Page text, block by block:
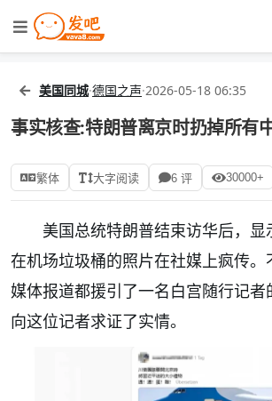
美国同城·德国之声·2026-05-18 06:35
事实核查:特朗普离京时扔掉所有
繁体 大字阅读 6 评 30000+
美国总统特朗普结束访华后，显
在机场垃圾桶的照片在社媒上疯传。
媒体报道都援引了一名白宫随行记者
向这位记者求证了实情。